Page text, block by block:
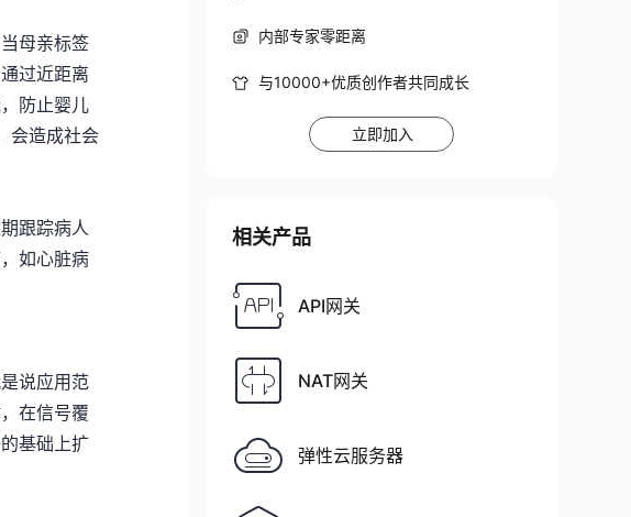
母亲标签
过近距离
防止婴儿
会造成社会
跟踪病人
如心脏病
说应用范
在信号覆
基础上扩
内部专家零距离
与10000+优质创作者共同成长
立即加入
相关产品
API网关
NAT网关
弹性云服务器